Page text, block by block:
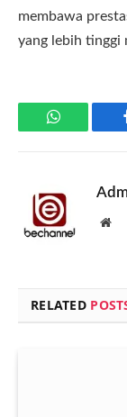
membawa
yang lebih tinggi
WhatsApp
RELATED